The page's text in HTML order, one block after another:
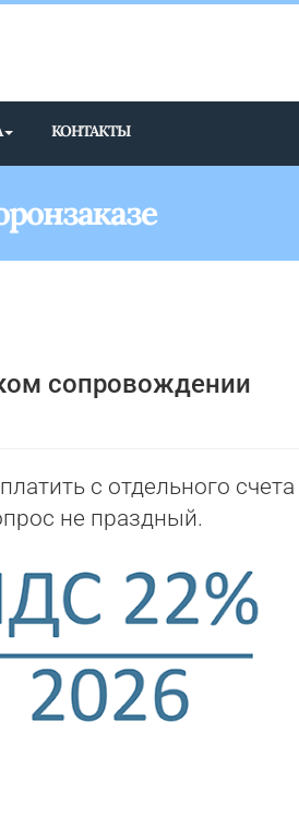
КОНТАКТЫ
сопровождении
с отдельного счета
не праздный.